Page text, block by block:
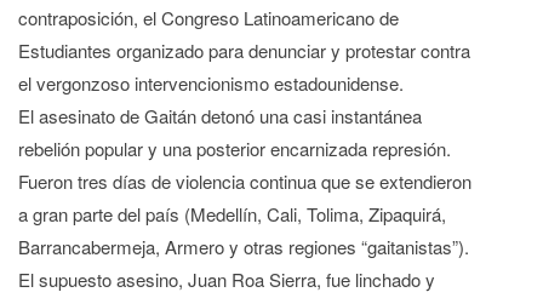
contraposición, el Congreso Latinoamericano de
Estudiantes organizado para denunciar y protestar contra
el vergonzoso intervencionismo estadounidense.
El asesinato de Gaitán detonó una casi instantánea
rebelión popular y una posterior encarnizada represión.
Fueron tres días de violencia continua que se extendieron
a gran parte del país (Medellín, Cali, Tolima, Zipaquirá,
Barrancabermeja, Armero y otras regiones “gaitanistas”).
El supuesto asesino, Juan Roa Sierra, fue linchado y